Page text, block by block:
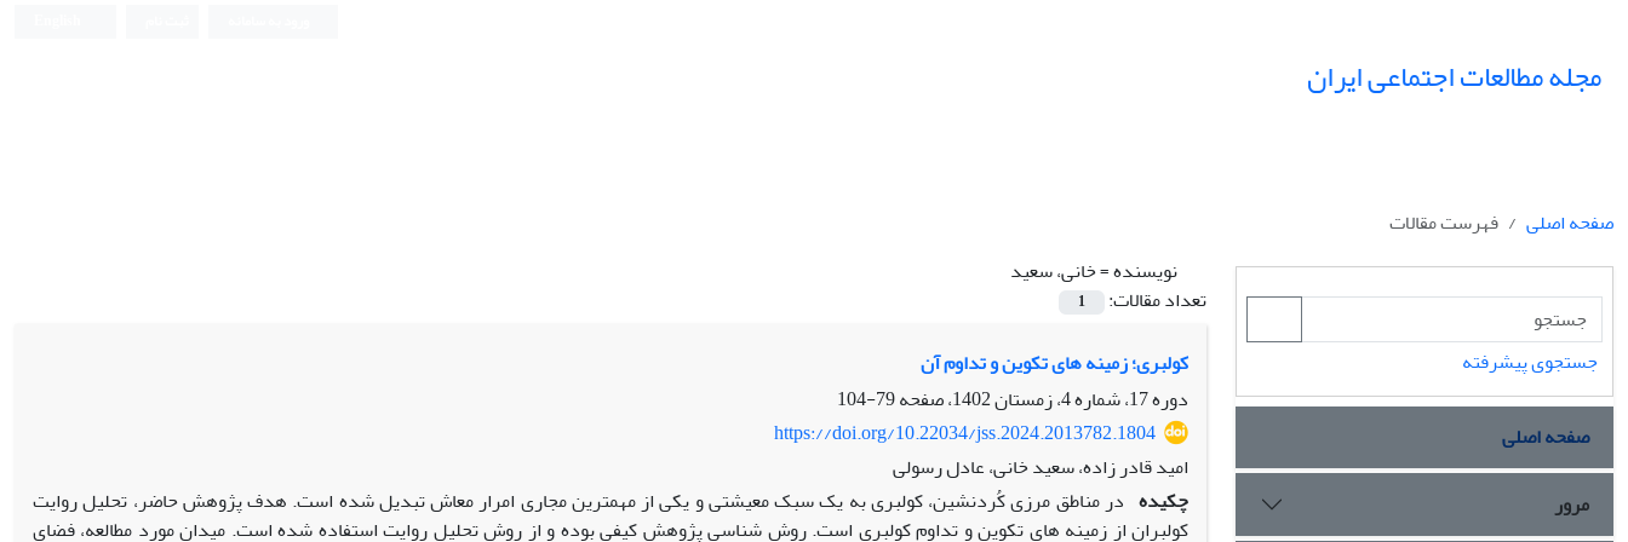
مجله مطالعات اجتماعی ایران
صفحه اصلی
فهرست مقالات
نویسنده =خانی، سعید
تعداد مقالات:
1
کولبری؛ زمینه های تکوین و تداوم آن
دوره 17، شماره 4، زمستان 1402، صفحه
79-104
https://doi.org/10.22034/jss.2024.2013782.1804
امید قادر زاده، سعید خانی، عادل رسولی
چکیده در مناطق مرزی کُردنشین، کولبری به یک سبک معیشتی و یکی از مهمترین مجاری امرار معاش تبدیل شده است. هدف پژوهش حاضر، تحلیل روایت
کولبران از زمینه ­های تکوین و تداوم کولبری است. روش­ شناسی پژوهش کیفی بوده و از روش تحلیل روایت استفاده شده است. میدان مورد مطالعه، فضای
جستجوی پیشرفته
صفحه اصلی
مرور